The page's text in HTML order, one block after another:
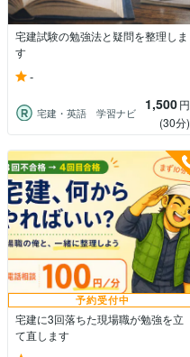
宅建試験の勉強法と疑問を整理しま
す
-
宅建・英語 学習ナビ 1,500円
(30分)
予約受付中
宅建に3回落ちた現場職が勉強を立
て直します